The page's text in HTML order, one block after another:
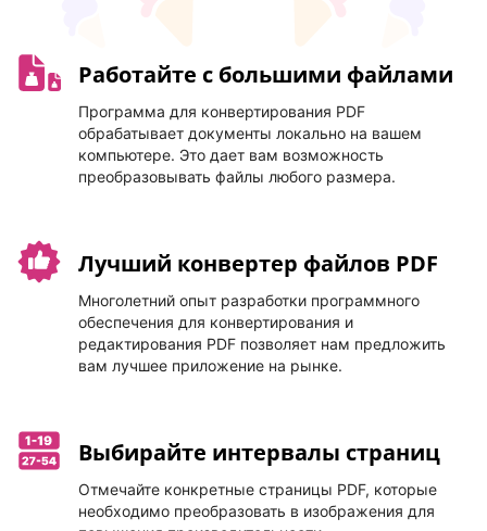
Работайте с большими файлами
Программа для конвертирования PDF
обрабатывает документы локально на вашем
компьютере. Это дает вам возможность
преобразовывать файлы любого размера.
Лучший конвертер файлов PDF
Многолетний опыт разработки программного
обеспечения для конвертирования и
редактирования PDF позволяет нам предложить
вам лучшее приложение на рынке.
Выбирайте интервалы страниц
Отмечайте конкретные страницы PDF, которые
необходимо преобразовать в изображения для